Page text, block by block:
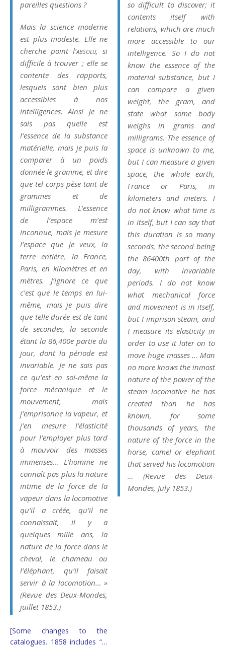
pareilles questions ?
Mais la science moderne
est plus modeste. Elle ne
cherche point l’absolu, si
difficile à trouver ; elle se
contente des rapports,
lesquels sont bien plus
accessibles à nos
intelligences. Ainsi je ne
sais pas quelle est
l’essence de la substance
matérielle, mais je puis la
comparer à un poids
donnée le gramme, et dire
que tel corps pèse tant de
grammes et de
milligrammes. L’essence
de l’espace m’est
inconnue, mais je mesure
l’espace que je veux, la
terre entière, la France,
Paris, en kilomètres et en
mètres. J’ignore ce que
c’est que le temps en lui-
même, mais je puis dire
que telle durée est de tant
de secondes, la seconde
étant la 86,400e partie du
jour, dont la période est
invariable. Je ne sais pas
ce qu’est en soi-même la
force mécanique et le
mouvement, mais
j’emprisonne la vapeur, et
j’en mesure l’élasticité
pour l’employer plus tard
à mouvoir des masses
immenses… L’homme ne
connaît pas plus la nature
intime de la force de la
vapeur dans la locomotive
qu’il a créée, qu’il ne
connaissait, il y a
quelques mille ans, la
nature de la force dans le
cheval, le chameau ou
l’éléphant, qu’il faisait
servir à la locomotion… »
(Revue des Deux-Mondes,
juillet 1853.)
[Some changes to the
catalogues. 1858 includes “…
so difficult to discover; it
contents itself with
relations, which are much
more accessible to our
intelligence. So I do not
know the essence of the
material substance, but I
can compare a given
weight, the gram, and
state what some body
weighs in grams and
milligrams. The essence of
space is unknown to me,
but I can measure a given
space, the whole earth,
France or Paris, in
kilometers and meters. I
do not know what time is
in itself, but I can say that
this duration is so many
seconds, the second being
the 86400th part of the
day, with invariable
periods. I do not know
what mechanical force
and movement is in itself,
but I imprison steam, and
I measure its elasticity in
order to use it later on to
move huge masses … Man
no more knows the inmost
nature of the power of the
steam locomotive he has
created than he has
known, for some
thousands of years, the
nature of the force in the
horse, camel or elephant
that served his locomotion
… (Revue des Deux-
Mondes, July 1853.)